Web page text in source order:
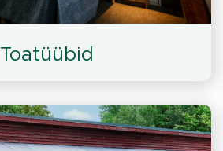
Toatüübid